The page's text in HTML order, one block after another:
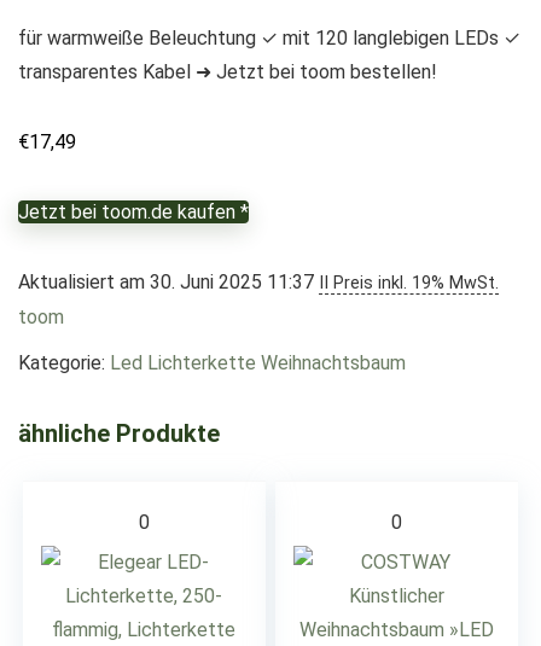
für warmweiße Beleuchtung ✓ mit 120 langlebigen LEDs ✓
transparentes Kabel ➜ Jetzt bei toom bestellen!
€17,49
Jetzt bei toom.de kaufen *
Aktualisiert am 30. Juni 2025 11:37 II Preis inkl. 19% MwSt.
toom
Kategorie: Led Lichterkette Weihnachtsbaum
ähnliche Produkte
0 0